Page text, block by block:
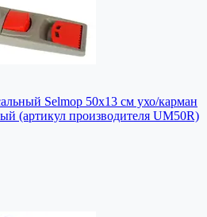
Selmop 50х13 см ухо/карман
(артикул производителя UM50R)